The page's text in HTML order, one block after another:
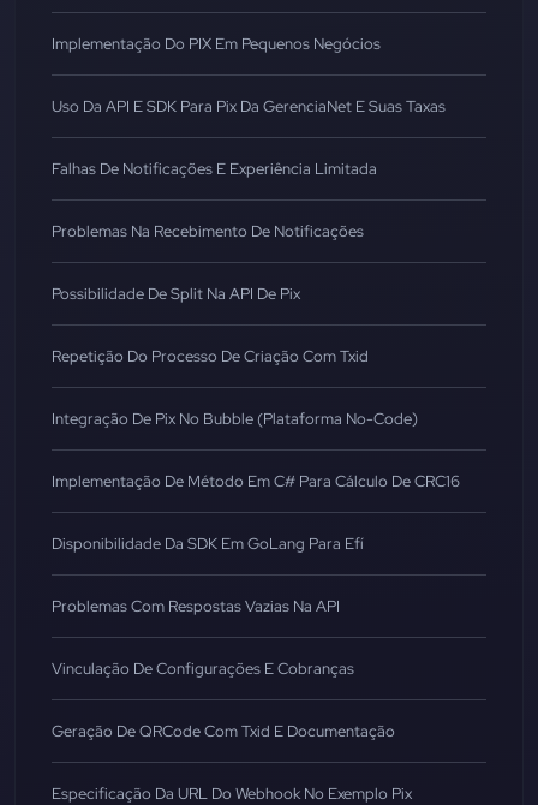
Implementação Do PIX Em Pequenos Negócios
Uso Da API E SDK Para Pix Da GerenciaNet E Suas Taxas
Falhas De Notificações E Experiência Limitada
Problemas Na Recebimento De Notificações
Possibilidade De Split Na API De Pix
Repetição Do Processo De Criação Com Txid
Integração De Pix No Bubble (Plataforma No-Code)
Implementação De Método Em C# Para Cálculo De CRC16
Disponibilidade Da SDK Em GoLang Para Efí
Problemas Com Respostas Vazias Na API
Vinculação De Configurações E Cobranças
Geração De QRCode Com Txid E Documentação
Especificação Da URL Do Webhook No Exemplo Pix